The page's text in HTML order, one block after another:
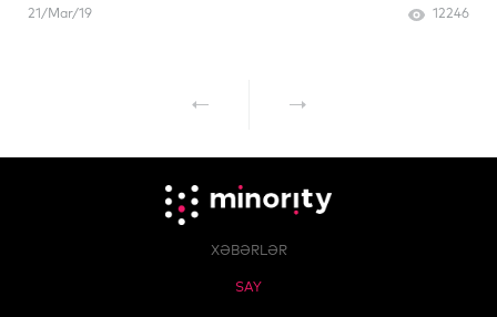
21/Mar/19 12246
XƏBƏRLƏR
SAY